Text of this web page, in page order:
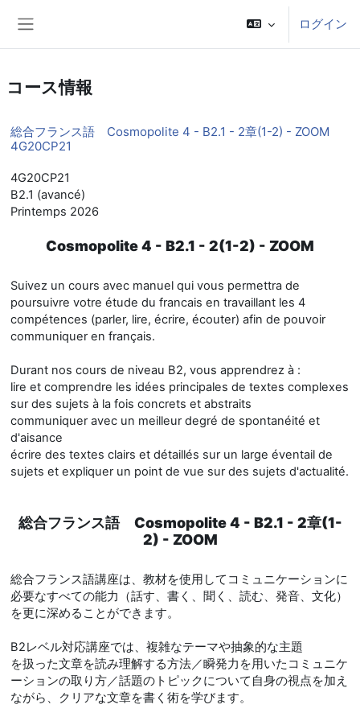
ログイン
コース情報
総合フランス語 Cosmopolite 4 - B2.1 - 2章(1-2) - ZOOM
4G20CP21
4G20CP21
B2.1 (avancé)
Printemps 2026
Cosmopolite 4 - B2.1 - 2(1-2) - ZOOM
Suivez un cours avec manuel qui vous permettra de
poursuivre votre étude du francais en travaillant les 4
compétences (parler, lire, écrire, écouter) afin de pouvoir
communiquer en français.
Durant nos cours de niveau B2, vous apprendrez à :
lire et comprendre les idées principales de textes complexes
sur des sujets à la fois concrets et abstraits
communiquer avec un meilleur degré de spontanéité et
d'aisance
écrire des textes clairs et détaillés sur un large éventail de
sujets et expliquer un point de vue sur des sujets d'actualité.
総合フランス語 Cosmopolite 4 - B2.1 - 2章(1-
2) - ZOOM
総合フランス語講座は、教材を使用してコミュニケーションに
必要なすべての能力（話す、書く、聞く、読む、発音、文化）
を更に深めることができます。
B2レベル対応講座では、複雑なテーマや抽象的な主題
を扱った文章を読み理解する方法／瞬発力を用いたコミュニケ
ーションの取り方／話題のトピックについて自身の視点を加え
ながら、クリアな文章を書く術を学びます。